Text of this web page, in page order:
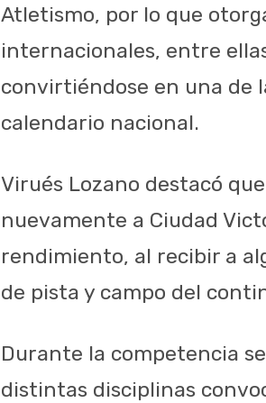
Atletismo, por lo que
internacionales, entre
convirtiéndose en una de
calendario nacional.
Virués Lozano destacó
nuevamente a Ciudad
rendimiento, al recibir a
de pista y campo del
Durante la competencia
distintas disciplinas